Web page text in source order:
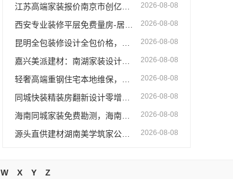
2026-08-08
2026-08-08
2026-08-08
2026-08-08
2026-08-08
2026-08-08
2026-08-08
2026-08-08
W X Y Z